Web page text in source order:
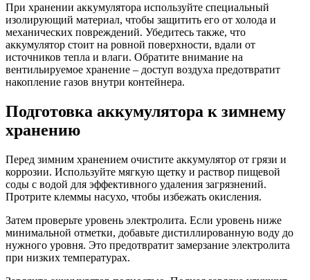
При хранении аккумулятора используйте специальный
изолирующий материал, чтобы защитить его от холода и
механических повреждений. Убедитесь также, что
аккумулятор стоит на ровной поверхности, вдали от
источников тепла и влаги. Обратите внимание на
вентильируемое хранение – доступ воздуха предотвратит
накопление газов внутри контейнера.
Подготовка аккумулятора к зимнему
хранению
Перед зимним хранением очистите аккумулятор от грязи и
коррозии. Используйте мягкую щетку и раствор пищевой
соды с водой для эффективного удаления загрязнений.
Протрите клеммы насухо, чтобы избежать окисления.
Затем проверьте уровень электролита. Если уровень ниже
минимальной отметки, добавьте дистиллированную воду до
нужного уровня. Это предотвратит замерзание электролита
при низких температурах.